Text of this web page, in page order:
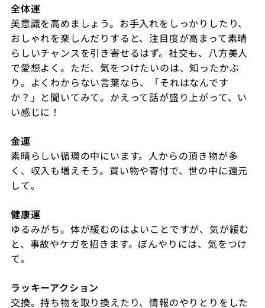
全体運
美意識を高めましょう。お手入れをしっかりしたり、
おしゃれを楽しんだりすると、注目度が高まって素晴
らしいチャンスを引き寄せるはず。社交も、八方美人
で愛想よく。ただ、気をつけたいのは、知ったかぶ
り。よくわからない言葉なら、「それはなんです
か？」と聞いてみて。かえって話が盛り上がって、い
い感じに！
金運
素晴らしい循環の中にいます。人からの頂き物が多
く、収入も増えそう。買い物や寄付で、世の中に還元
して。
健康運
ゆるみがち。体が緩むのはよいことですが、気が緩む
と、事故やケガを招きます。ぼんやりには、気をつけ
て。
ラッキーアクション
交換。持ち物を取り換えたり、情報のやりとりをした